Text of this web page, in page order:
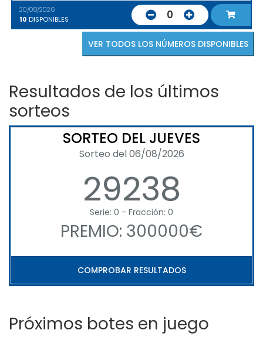
20/08/2026
10 DISPONIBLES 0
VER TODOS LOS NÚMEROS DISPONIBLES
Resultados de los últimos
sorteos
SORTEO DEL JUEVES
Sorteo del 06/08/2026
29238
Serie: 0 - Fracción: 0
PREMIO: 300000€
COMPROBAR RESULTADOS
Próximos botes en juego